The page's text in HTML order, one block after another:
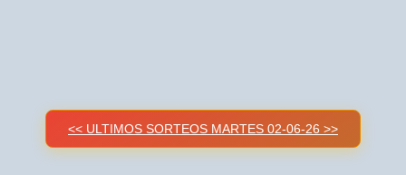
<< ULTIMOS SORTEOS MARTES 02-06-26 >>